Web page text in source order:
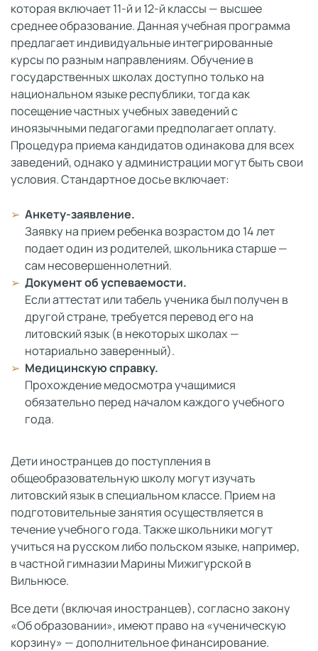
которая включает 11-й и 12-й классы — высшее
среднее образование. Данная учебная программа
предлагает индивидуальные интегрированные
курсы по разным направлениям. Обучение в
государственных школах доступно только на
национальном языке республики, тогда как
посещение частных учебных заведений с
иноязычными педагогами предполагает оплату.
Процедура приема кандидатов одинакова для всех
заведений, однако у администрации могут быть свои
условия. Стандартное досье включает:
Анкету-заявление.
Заявку на прием ребенка возрастом до 14 лет
подает один из родителей, школьника старше —
сам несовершеннолетний.
Документ об успеваемости.
Если аттестат или табель ученика был получен в
другой стране, требуется перевод его на
литовский язык (в некоторых школах —
нотариально заверенный).
Медицинскую справку.
Прохождение медосмотра учащимися
обязательно перед началом каждого учебного
года.
Дети иностранцев до поступления в
общеобразовательную школу могут изучать
литовский язык в специальном классе. Прием на
подготовительные занятия осуществляется в
течение учебного года. Также школьники могут
учиться на русском либо польском языке, например,
в частной гимназии Марины Мижигурской в
Вильнюсе.
Все дети (включая иностранцев), согласно закону
«Об образовании», имеют право на «ученическую
корзину» — дополнительное финансирование.